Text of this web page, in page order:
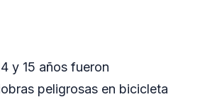
y 15 años fueron
peligrosas en bicicleta